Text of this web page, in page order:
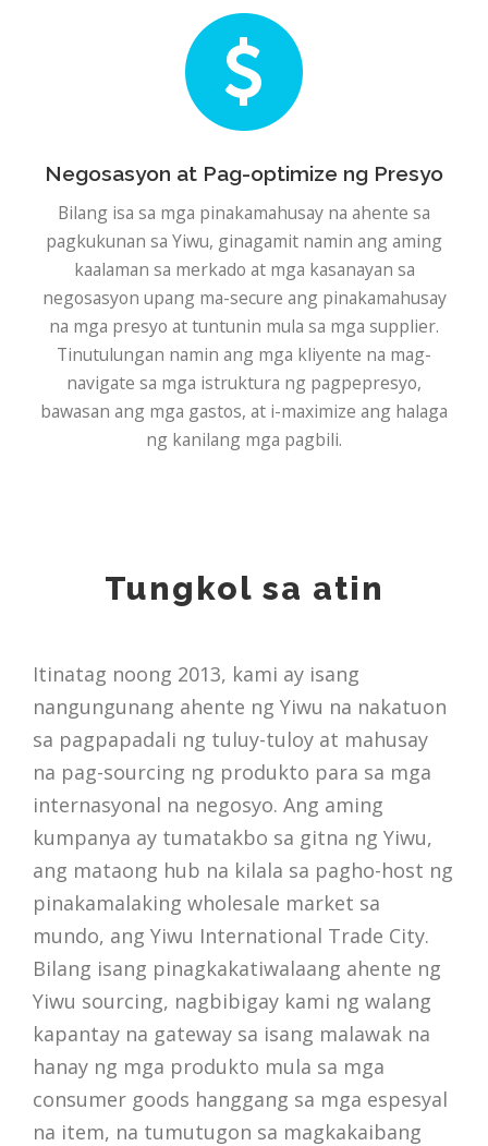
Negosasyon at Pag-optimize ng Presyo
Bilang isa sa mga pinakamahusay na ahente sa
pagkukunan sa Yiwu, ginagamit namin ang aming
kaalaman sa merkado at mga kasanayan sa
negosasyon upang ma-secure ang pinakamahusay
na mga presyo at tuntunin mula sa mga supplier.
Tinutulungan namin ang mga kliyente na mag-
navigate sa mga istruktura ng pagpepresyo,
bawasan ang mga gastos, at i-maximize ang halaga
ng kanilang mga pagbili.
Tungkol sa atin
Itinatag noong 2013, kami ay isang
nangungunang ahente ng Yiwu na nakatuon
sa pagpapadali ng tuluy-tuloy at mahusay
na pag-sourcing ng produkto para sa mga
internasyonal na negosyo. Ang aming
kumpanya ay tumatakbo sa gitna ng Yiwu,
ang mataong hub na kilala sa pagho-host ng
pinakamalaking wholesale market sa
mundo, ang Yiwu International Trade City.
Bilang isang pinagkakatiwalaang ahente ng
Yiwu sourcing, nagbibigay kami ng walang
kapantay na gateway sa isang malawak na
hanay ng mga produkto mula sa mga
consumer goods hanggang sa mga espesyal
na item, na tumutugon sa magkakaibang